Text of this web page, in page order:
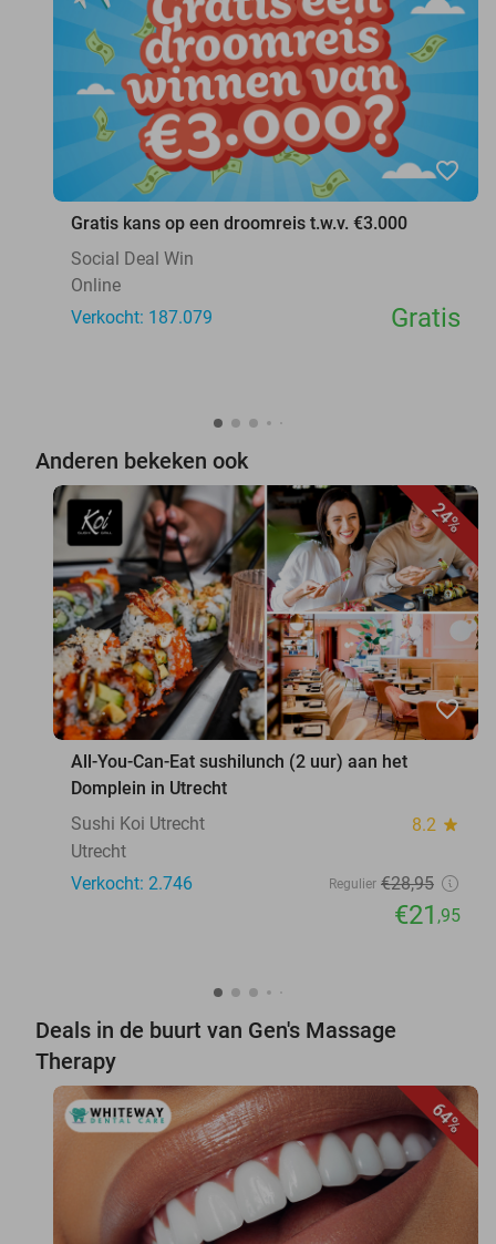
favorite_border
Gratis kans op een droomreis t.w.v. €3.000
Social Deal Win
Online
Verkocht: 187.079
Gratis
Anderen bekeken ook
24%
favorite_border
All-You-Can-Eat sushilunch (2 uur) aan het
Domplein in Utrecht
Sushi Koi Utrecht
8.2 star
Utrecht
Verkocht: 2.746
Regulier €28,95
€21 ,95
Deals in de buurt van Gen's Massage
Therapy
64%